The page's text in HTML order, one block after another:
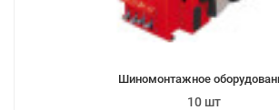
Шиномонтажное
10 шт